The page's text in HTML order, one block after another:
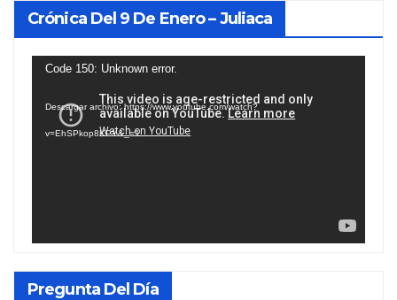
Crónica Del 9 De Enero – Juliaca
Reproductor
vídeo
Code 150: Unknown error.
Descargar archivo: https://www.youtube.com/watch?
v=EhSPkop8KPY&_=1
Pregunta Del Día